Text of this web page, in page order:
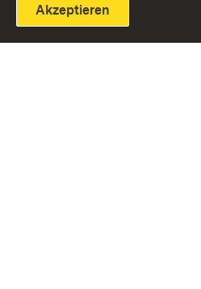
Akzeptieren